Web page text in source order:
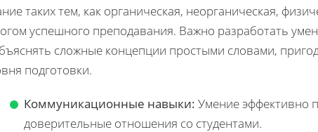
таких тем, как органическая, неорганическая,
успешного преподавания. Важно разработать
сложные концепции простыми словами,
подготовки.
Коммуникационные навыки: Умение эффективно
доверительные отношения со студентами.